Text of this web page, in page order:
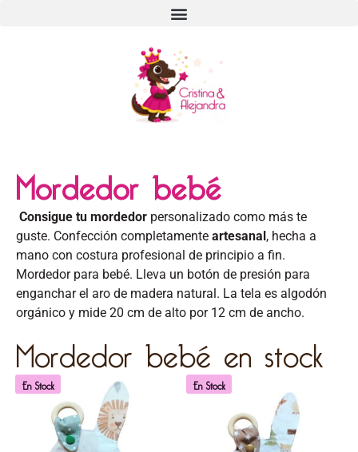
Mordedor bebé
Consigue tu mordedor personalizado como más te
guste. Confección completamente artesanal, hecha a
mano con costura profesional de principio a fin.
Mordedor para bebé. Lleva un botón de presión para
enganchar el aro de madera natural. La tela es algodón
orgánico y mide 20 cm de alto por 12 cm de ancho.
Mordedor bebé en stock
En Stock En Stock